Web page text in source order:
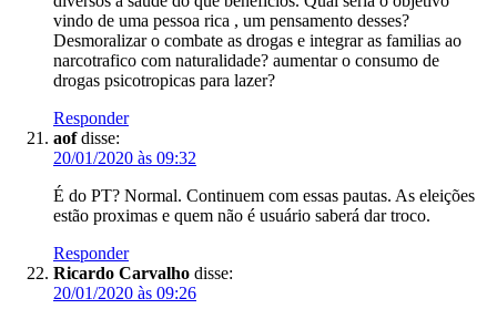
vindo de uma pessoa rica , um pensamento desses?
Desmoralizar o combate as drogas e integrar as familias ao
narcotrafico com naturalidade? aumentar o consumo de
drogas psicotropicas para lazer?
Responder
aof disse:
20/01/2020 às 09:32
É do PT? Normal. Continuem com essas pautas. As eleições
estão proximas e quem não é usuário saberá dar troco.
Responder
Ricardo Carvalho disse:
20/01/2020 às 09:26